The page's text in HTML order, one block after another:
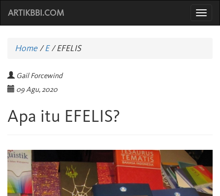
ARTIKBBI.COM
Home/E /EFELIS
Gail Forcewind
09 Agu, 2020
Apa itu EFELIS?